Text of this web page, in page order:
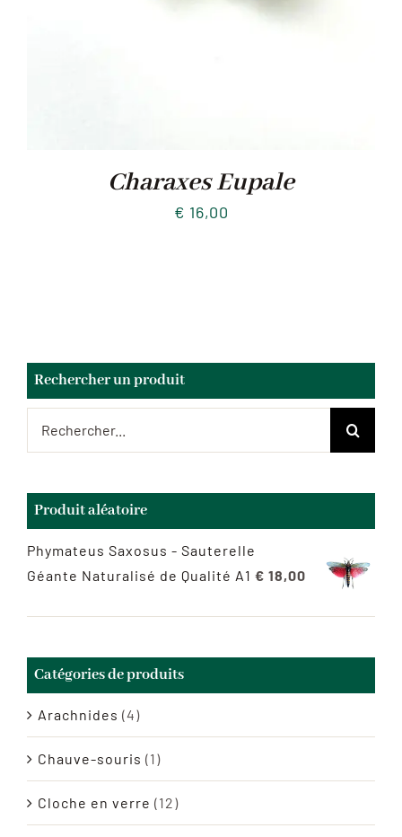
Charaxes Eupale
€ 16,00
Rechercher un produit
Produit aléatoire
Phymateus Saxosus - Sauterelle
Géante Naturalisé de Qualité A1 € 18,00
Catégories de produits
Arachnides (4)
Chauve-souris (1)
Cloche en verre (12)